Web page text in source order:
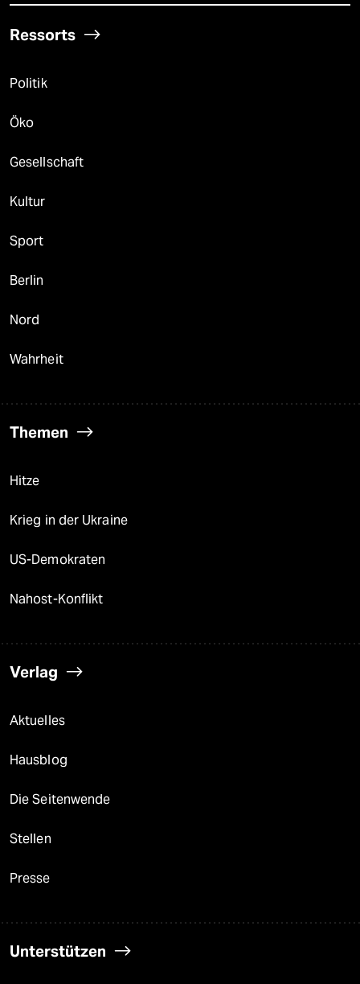
Ressorts
Politik
Öko
Gesellschaft
Kultur
Sport
Berlin
Nord
Wahrheit
Themen
Hitze
Krieg in der Ukraine
US-Demokraten
Nahost-Konflikt
Verlag
Aktuelles
Hausblog
Die Seitenwende
Stellen
Presse
Unterstützen